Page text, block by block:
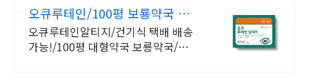
오큐루테인/100평 보룡약국 대
형약국/태릉입구,육사 근처
오큐루테인알티지/건기식 택배 배송
가능!/100평 대형약국 보룡약국/친